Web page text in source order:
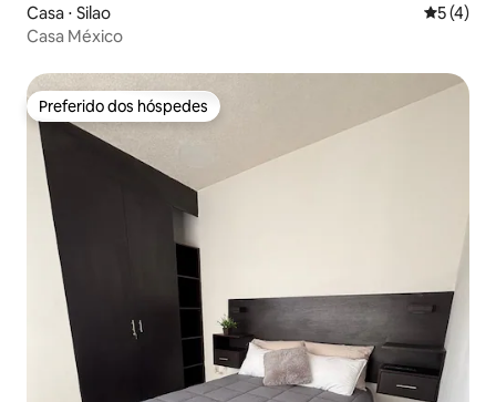
Casa ⋅ Silao 5 de
5 (4)
Casa México
Preferido dos hóspedes
Preferido dos hóspedes